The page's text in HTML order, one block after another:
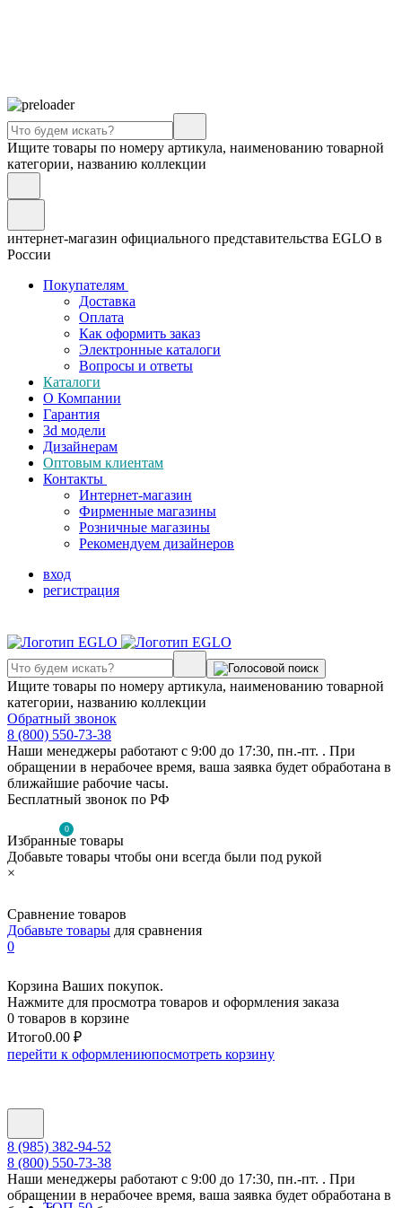
Ищите товары по номеру артикула, наименованию товарной
категории, названию коллекции
интернет-магазин официального представительства EGLO в
России
Покупателям
Доставка
Оплата
Как оформить заказ
Электронные каталоги
Вопросы и ответы
Каталоги
О Компании
Гарантия
3d модели
Дизайнерам
Оптовым клиентам
Контакты
Интернет-магазин
Фирменные магазины
Розничные магазины
Рекомендуем дизайнеров
вход
регистрация
Ищите товары по номеру артикула, наименованию товарной
категории, названию коллекции
Обратный звонок
8 (800) 550-73-38
Наши менеджеры работают с 9:00 до 17:30, пн.-пт. . При
обращении в нерабочее время, ваша заявка будет обработана в
ближайшие рабочие часы.
Бесплатный звонок по РФ
0
Избранные товары
Добавьте товары чтобы они всегда были под рукой
×
Сравнение товаров
Добавьте товары для сравнения
0
Корзина Ваших покупок.
Нажмите для просмотра товаров и оформления заказа
0 товаров в корзине
Итого0.00 ₽
перейти к оформлениюпосмотреть корзину
8 (985) 382-94-52
8 (800) 550-73-38
Наши менеджеры работают с 9:00 до 17:30, пн.-пт. . При
обращении в нерабочее время, ваша заявка будет обработана в